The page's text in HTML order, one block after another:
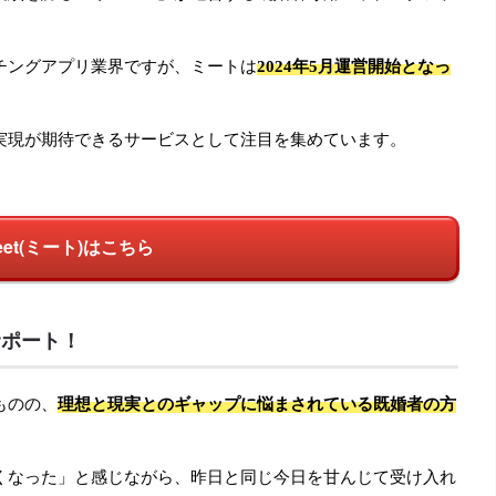
グアプリ業界ですが、ミートは2024年5月運営開始となっ
が期待できるサービスとして注目を集めています。
ミート)はこちら
ート！
の、 理想と現実とのギャップに悩まされている既婚者の方
った」と感じながら、昨日と同じ今日を甘んじて受け入れ